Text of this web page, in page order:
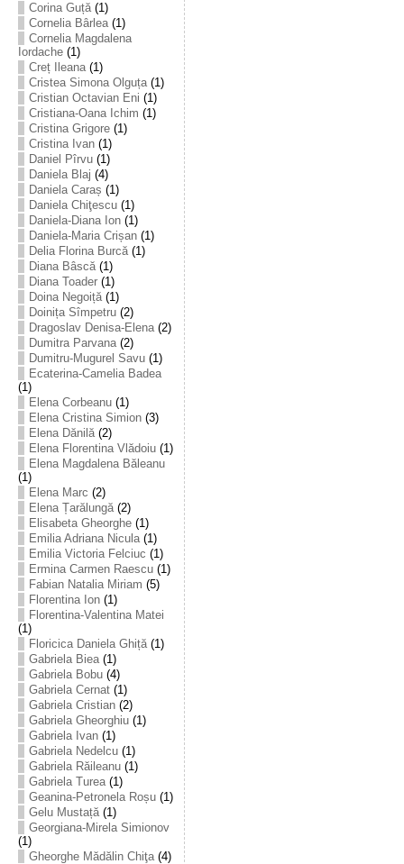
Corina Guță(1)
Cornelia Bârlea(1)
Cornelia Magdalena
Iordache(1)
Creț Ileana(1)
Cristea Simona Olguța(1)
Cristian Octavian Eni (1)
Cristiana-Oana Ichim (1)
Cristina Grigore(1)
Cristina Ivan(1)
Daniel Pîrvu(1)
Daniela Blaj (4)
Daniela Caraș (1)
Daniela Chiţescu(1)
Daniela-Diana Ion(1)
Daniela-Maria Crișan(1)
Delia Florina Burcă(1)
Diana Bâscă(1)
Diana Toader(1)
Doina Negoiță(1)
Doinița Sîmpetru(2)
Dragoslav Denisa-Elena(2)
Dumitra Parvana(2)
Dumitru-Mugurel Savu(1)
Ecaterina-Camelia Badea
(1)
Elena Corbeanu(1)
Elena Cristina Simion(3)
Elena Dănilă(2)
Elena Florentina Vlădoiu(1)
Elena Magdalena Băleanu
(1)
Elena Marc (2)
Elena Țarălungă(2)
Elisabeta Gheorghe(1)
Emilia Adriana Nicula(1)
Emilia Victoria Felciuc (1)
Ermina Carmen Raescu(1)
Fabian Natalia Miriam (5)
Florentina Ion(1)
Florentina-Valentina Matei
(1)
Floricica Daniela Ghiță(1)
Gabriela Biea(1)
Gabriela Bobu(4)
Gabriela Cernat(1)
Gabriela Cristian(2)
Gabriela Gheorghiu(1)
Gabriela Ivan(1)
Gabriela Nedelcu(1)
Gabriela Răileanu(1)
Gabriela Turea(1)
Geanina-Petronela Roșu(1)
Gelu Mustață(1)
Georgiana-Mirela Simionov
(1)
Gheorghe Mădălin Chiţa(4)